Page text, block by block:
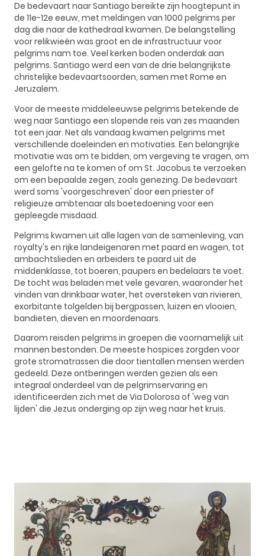
De bedevaart naar Santiago bereikte zijn hoogtepunt in
de 11e-12e eeuw, met meldingen van 1000 pelgrims per
dag die naar de kathedraal kwamen. De belangstelling
voor relikwieën was groot en de infrastructuur voor
pelgrims nam toe. Veel kerken boden onderdak aan
pelgrims. Santiago werd een van de drie belangrijkste
christelijke bedevaartsoorden, samen met Rome en
Jeruzalem.
Voor de meeste middeleeuwse pelgrims betekende de
weg naar Santiago een slopende reis van zes maanden
tot een jaar. Net als vandaag kwamen pelgrims met
verschillende doeleinden en motivaties. Een belangrijke
motivatie was om te bidden, om vergeving te vragen, om
een gelofte na te komen of om St. Jacobus te verzoeken
om een bepaalde zegen, zoals genezing. De bedevaart
werd soms 'voorgeschreven' door een priester of
religieuze ambtenaar als boetedoening voor een
gepleegde misdaad.
Pelgrims kwamen uit alle lagen van de samenleving, van
royalty's en rijke landeigenaren met paard en wagen, tot
ambachtslieden en arbeiders te paard uit de
middenklasse, tot boeren, paupers en bedelaars te voet.
De tocht was beladen met vele gevaren, waaronder het
vinden van drinkbaar water, het oversteken van rivieren,
exorbitante tolgelden bij bergpassen, luizen en vlooien,
bandieten, dieven en moordenaars.
Daarom reisden pelgrims in groepen die voornamelijk uit
mannen bestonden. De meeste hospices zorgden voor
grote stromatrassen die door tientallen mensen werden
gedeeld. Deze ontberingen werden gezien als een
integraal onderdeel van de pelgrimservaring en
identificeerden zich met de Via Dolorosa of 'weg van
lijden' die Jezus onderging op zijn weg naar het kruis.